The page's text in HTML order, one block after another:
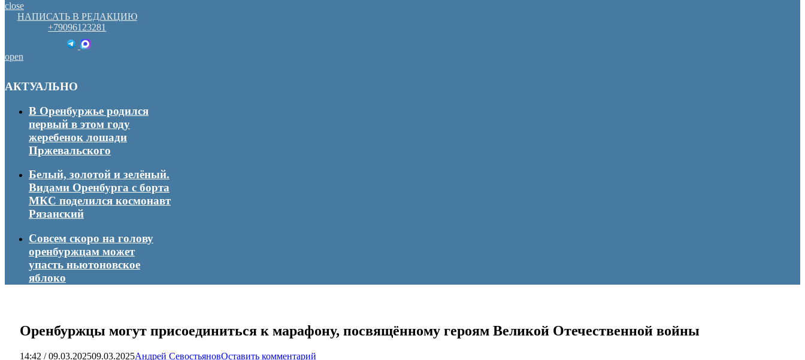
close
НАПИСАТЬ В РЕДАКЦИЮ
+79096123281
open
АКТУАЛЬНО
В Оренбуржье родился
первый в этом году
жеребенок лошади
Пржевальского
Белый, золотой и зелёный.
Видами Оренбурга с борта
МКС поделился космонавт
Рязанский
Совсем скоро на голову
оренбуржцам может
упасть ньютоновское
яблоко
Оренбуржцы могут присоединиться к марафону, посвящённому героям Великой Отечественной войны
14:42 / 09.03.202509.03.2025Андрей СевостьяновОставить комментарий